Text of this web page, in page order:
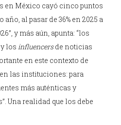
en México cayó cinco puntos
al pasar de 36% en 2025 a
y más aún, apunta: “los
los influencersde noticias
en este contexto de
las instituciones: para
más auténticas y
Una realidad que los debe